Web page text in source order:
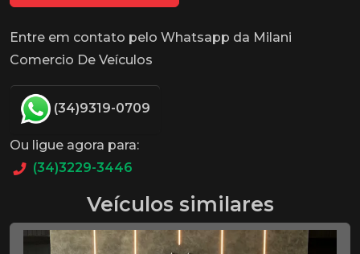
Entre em contato pelo Whatsapp da Milani
Comercio De Veículos
(34)9319-0709
Ou ligue agora para:
(34)3229-3446
Veículos similares